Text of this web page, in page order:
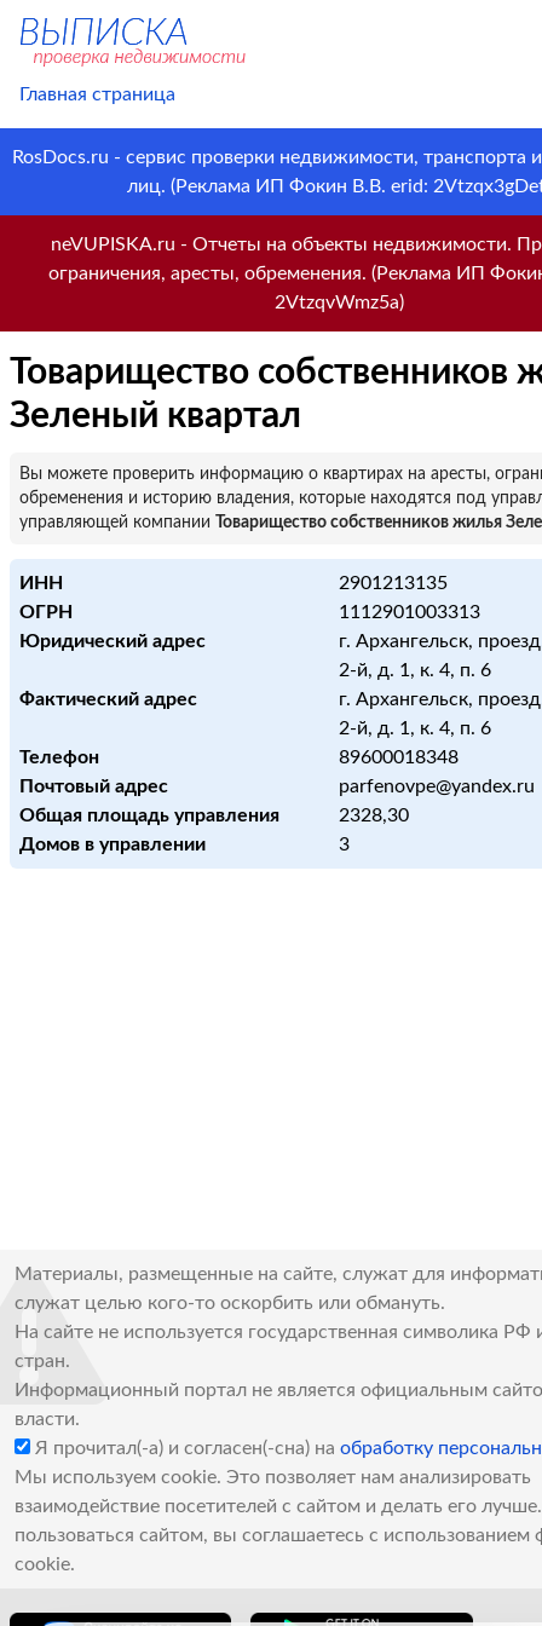
Главная страница
RosDocs.ru - сервис проверки недвижимости, транспорта
лиц. (Реклама ИП Фокин В.В. erid:
neVUPISKA.ru - Отчеты на объекты недвижимости.
ограничения, аресты, обременения. (Реклама ИП
2VtzqvWmz5a)
Товарищество собственников
Зеленый квартал
Вы можете проверить информацию о квартирах на аресты,
обременения и историю владения, которые находятся под
управляющей компании
Товарищество собственников жилья
ИНН
2901213135
ОГРН
1112901003313
Юридический адрес
г. Архангельск,
2-й, д. 1, к. 4, п. 6
Фактический адрес
г. Архангельск,
2-й, д. 1, к. 4, п. 6
Телефон
89600018348
Почтовый адрес
parfenovpe@yandex.ru
Общая площадь управления
2328,30
Домов в управлении
3
Материалы, размещенные на сайте, служат для
служат целью кого-то оскорбить или обмануть.
На сайте не используется государственная символика РФ
стран.
Информационный портал не является официальным
власти.
Я прочитал(-а) и согласен(-сна) на обработку
Мы используем cookie. Это позволяет нам анализировать
взаимодействие посетителей с сайтом и делать его
пользоваться сайтом, вы соглашаетесь с использованием
cookie.